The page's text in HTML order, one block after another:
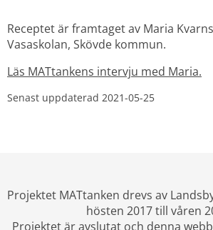
Receptet är framtaget av Maria
Vasaskolan, Skövde kommun.
Läs MATtankens intervju med Maria.
Senast uppdaterad 2021-05-25
Projektet MATtanken drevs av
hösten 2017 till våren
Projektet är avslutat och denna